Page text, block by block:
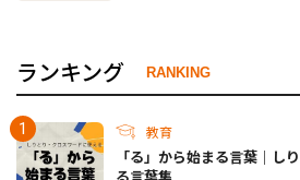
ランキング RANKING
教育
「る」から始まる言葉｜し